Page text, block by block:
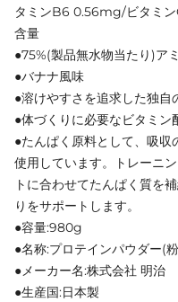
タミンB6 0.56mg/ビタミ
含量
●75%(製品無水物当たり)ア
●バナナ風味
●溶けやすさを追求した独自
●体づくりに必要なビタミン
●たんぱく原料として、吸収
使用しています。トレーニ
トに合わせてたんぱく質を
りをサポートします。
●容量:980g
●名称:プロテインパウダー(
●メーカー名:株式会社 明治
●生産国:日本製